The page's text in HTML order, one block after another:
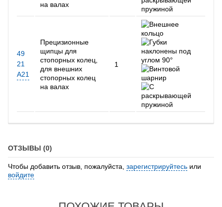
на валах
49
21
A21
Прецизионные
щипцы для
стопорных колец,
для внешних
стопорных колец
на валах
1
ОТЗЫВЫ (0)
Чтобы добавить отзыв, пожалуйста, зарегистрируйтесь или
войдите